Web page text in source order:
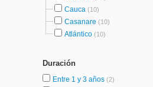
Cauca (10)
Casanare (10)
Atlántico (10)
Duración
Entre 1 y 3 años (2)